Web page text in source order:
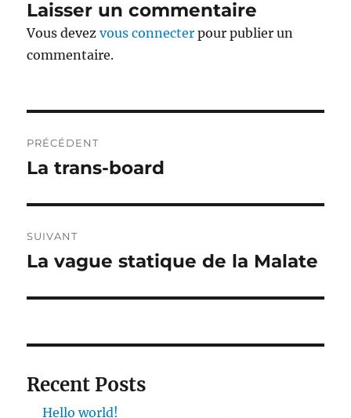
Laisser un commentaire
Vous devezvous connecter pour publier un
commentaire.
de
PRÉCÉDENT
Publication
La trans-board
SUIVANT
Publication
La vague statique de la Malate
Recent Posts
Hello world!